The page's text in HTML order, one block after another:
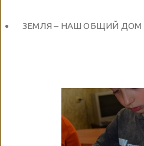
ЗЕМЛЯ – НАШ ОБЩИЙ ДОМ